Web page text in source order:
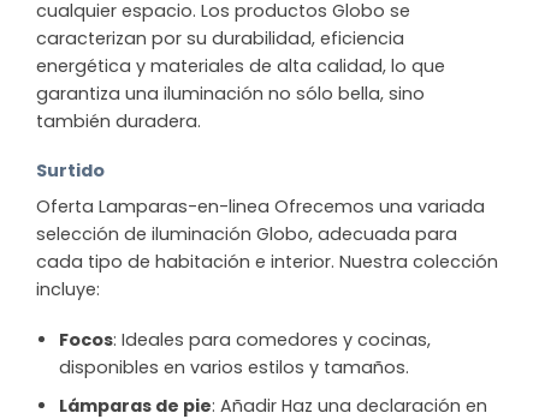
cualquier espacio. Los productos Globo se
caracterizan por su durabilidad, eficiencia
energética y materiales de alta calidad, lo que
garantiza una iluminación no sólo bella, sino
también duradera.
Surtido
Oferta Lamparas-en-linea Ofrecemos una variada
selección de iluminación Globo, adecuada para
cada tipo de habitación e interior. Nuestra colección
incluye:
Focos: Ideales para comedores y cocinas,
disponibles en varios estilos y tamaños.
Lámparas de pie: Añadir Haz una declaración en